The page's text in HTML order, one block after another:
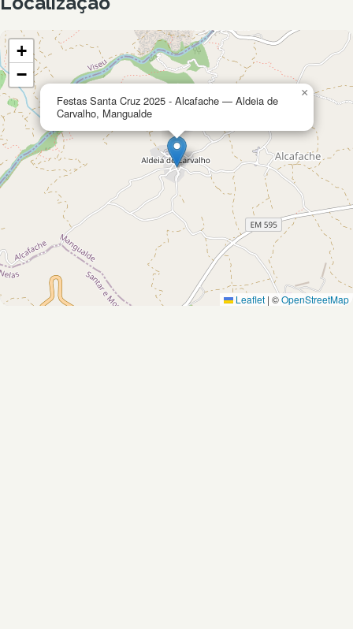
Festas Santa Cruz 2025 - Alcafache — Aldeia de
Carvalho, Mangualde
×
+
−
Leaflet | ©OpenStreetMap